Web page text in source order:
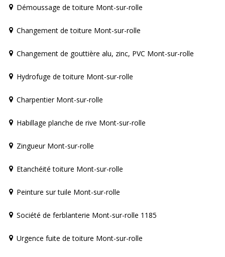
Démoussage de toiture Mont-sur-rolle
Changement de toiture Mont-sur-rolle
Changement de gouttière alu, zinc, PVC Mont-sur-rolle
Hydrofuge de toiture Mont-sur-rolle
Charpentier Mont-sur-rolle
Habillage planche de rive Mont-sur-rolle
Zingueur Mont-sur-rolle
Etanchéité toiture Mont-sur-rolle
Peinture sur tuile Mont-sur-rolle
Société de ferblanterie Mont-sur-rolle 1185
Urgence fuite de toiture Mont-sur-rolle